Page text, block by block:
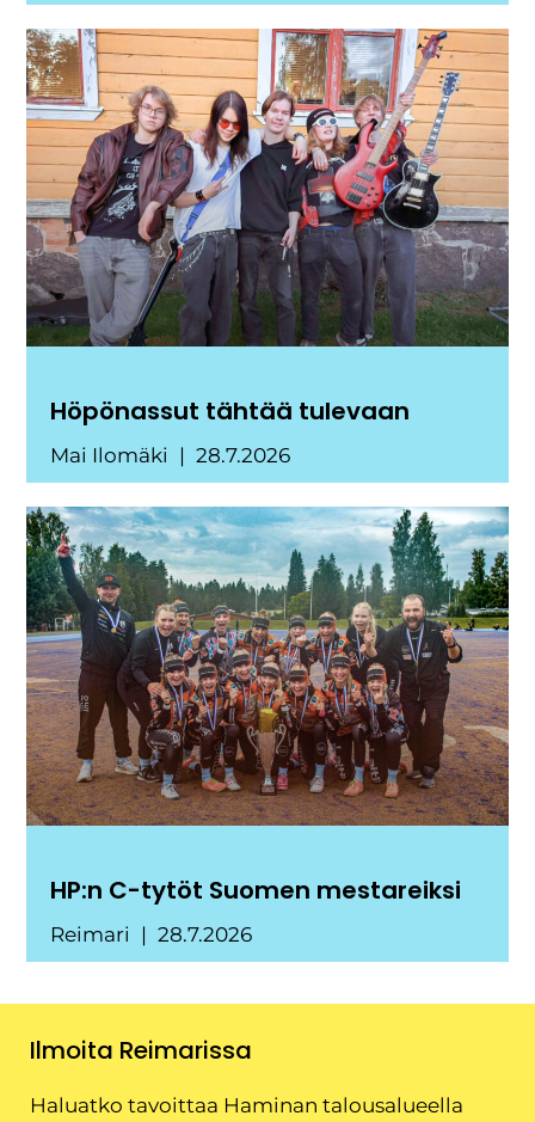
Höpönassut tähtää tulevaan
Mai Ilomäki 28.7.2026
HP:n C-tytöt Suomen mestareiksi
Reimari 28.7.2026
Ilmoita Reimarissa
Haluatko tavoittaa Haminan talousalueella